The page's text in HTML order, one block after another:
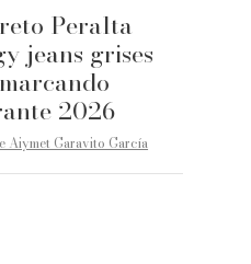
Peralta
jeans grises
2026
Aiymet Garavito García